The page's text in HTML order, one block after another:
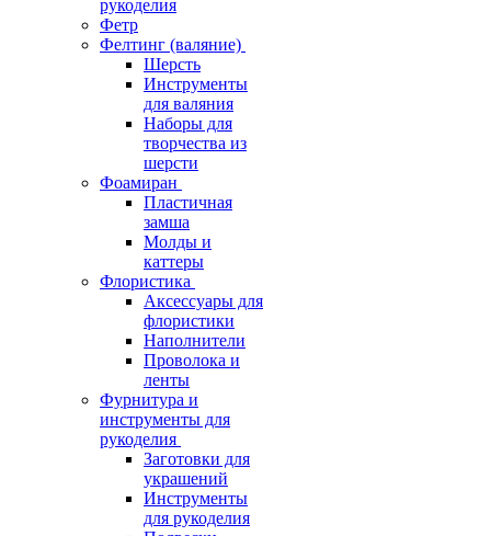
рукоделия
Фетр
Фелтинг (валяние)
Шерсть
Инструменты
для валяния
Наборы для
творчества из
шерсти
Фоамиран
Пластичная
замша
Молды и
каттеры
Флористика
Аксессуары для
флористики
Наполнители
Проволока и
ленты
Фурнитура и
инструменты для
рукоделия
Заготовки для
украшений
Инструменты
для рукоделия